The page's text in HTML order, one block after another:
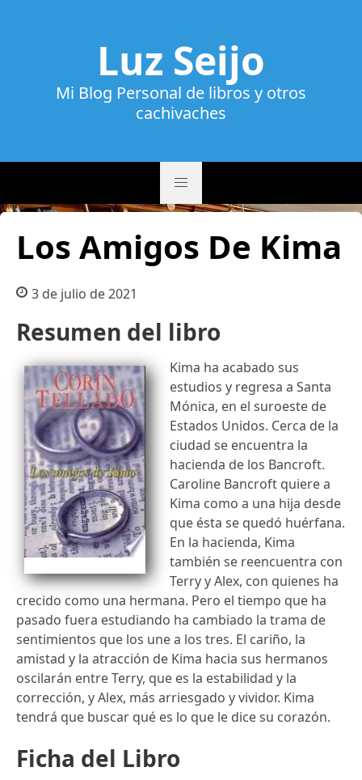
Luz Seijo
Mi Blog Personal de libros y otros
cachivaches
Los Amigos De Kima
3 de julio de 2021
Resumen del libro
Kima ha acabado sus
estudios y regresa a Santa
Mónica, en el suroeste de
Estados Unidos. Cerca de la
ciudad se encuentra la
hacienda de los Bancroft.
Caroline Bancroft quiere a
Kima como a una hija desde
que ésta se quedó huérfana.
En la hacienda, Kima
también se reencuentra con
Terry y Alex, con quienes ha
crecido como una hermana. Pero el tiempo que ha
pasado fuera estudiando ha cambiado la trama de
sentimientos que los une a los tres. El cariño, la
amistad y la atracción de Kima hacia sus hermanos
oscilarán entre Terry, que es la estabilidad y la
corrección, y Alex, más arriesgado y vividor. Kima
tendrá que buscar qué es lo que le dice su corazón.
Ficha del Libro